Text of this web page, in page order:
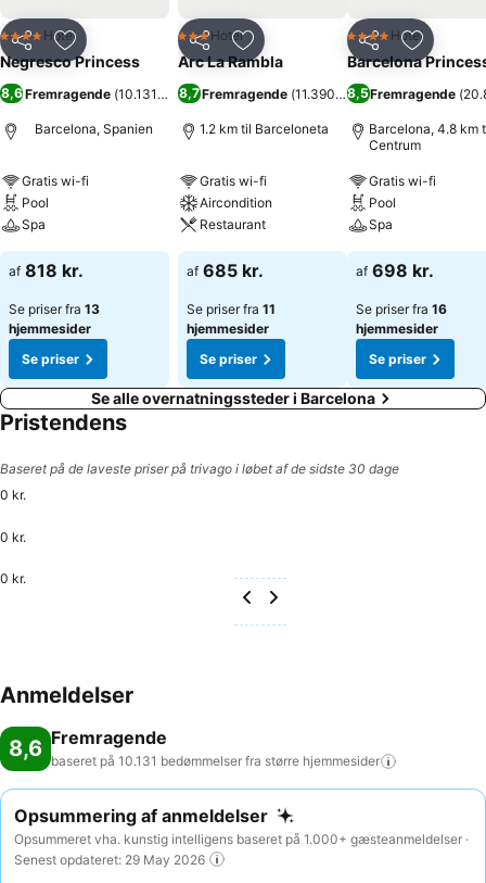
Del Føj til favoritter
4 StjernerHotel
Negresco Princess
8,6Fremragende (10.131 bedømmelser)
Barcelona, Spanien
Gratis wi-fi
Pool
Spa
af 818 kr.
Se priser fra 13
hjemmesider
Se priser
Del Føj til favoritter
3 Stjerner
Hotel
Arc La Rambla
8,7Fremragende (11.390 bedømmelser)
1.2 km til Barceloneta
Gratis wi-fi
Aircondition
Restaurant
af 685 kr.
Se priser fra 11
hjemmesider
Se priser
Del Føj til
4 StjernerHotel
Barcelona
8,5Fremragende (
Barcelona, 4.8 km
Centrum
Gratis wi-fi
Pool
Spa
af 698 kr.
Se priser fra 16
hjemmesider
Se priser
Se alle overnatningssteder i Barcelona
Pristendens
Baseret på de laveste priser på trivago i løbet af de sidste 30 dage
0 kr.
0 kr.
0 kr.
Anmeldelser
8,6 Fremragende
baseret på 10.131 bedømmelser fra større hjemmesider
Opsummering af anmeldelser
Opsummeret vha. kunstig intelligens baseret på 1.000+ gæsteanmeldelser ·
Senest opdateret: 29 May 2026